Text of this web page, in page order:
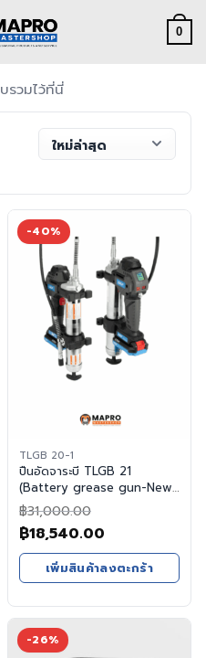
0
รวมไว้ที่นี่
เรียง
โดย
-40%
TLGB 20-1
ปืนอัดจาระบี TLGB 21
(Battery grease gun-New
version)
฿31,000.00
Original
price
was:
฿31,000.00.
฿18,540.00
price
is:
฿18,540.00.
เพิ่มสินค้าลงตะกร้า
-26%